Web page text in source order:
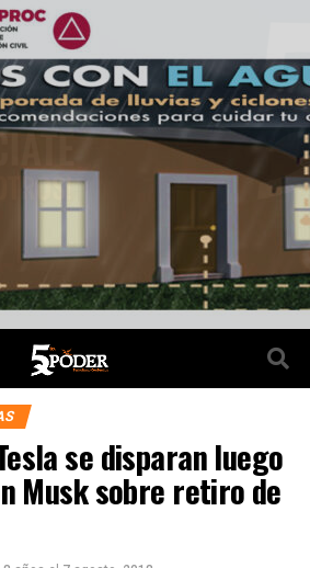
se disparan luego
Musk sobre retiro de